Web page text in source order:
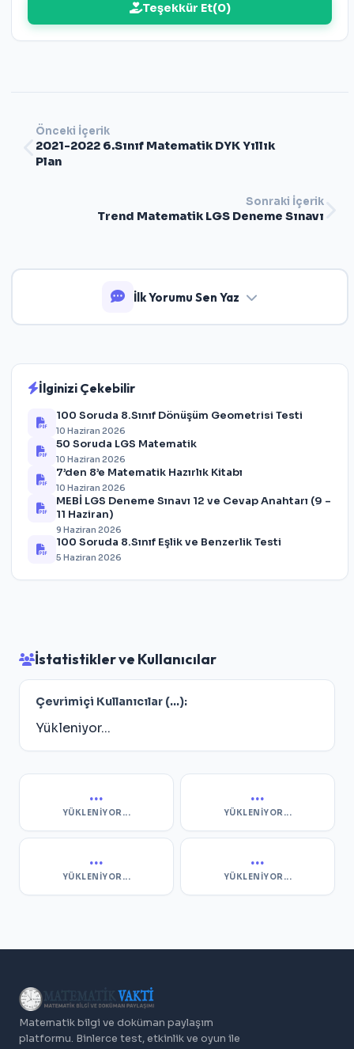
Teşekkür Et(0)
Önceki İçerik
2021-2022 6.Sınıf Matematik DYK Yıllık
Plan
Sonraki İçerik
Trend Matematik LGS Deneme Sınavı
İlk Yorumu Sen Yaz
İlginizi Çekebilir
100 Soruda 8.Sınıf Dönüşüm Geometrisi Testi
10 Haziran 2026
50 Soruda LGS Matematik
10 Haziran 2026
7’den 8’e Matematik Hazırlık Kitabı
10 Haziran 2026
MEBİ LGS Deneme Sınavı 12 ve Cevap Anahtarı (9 –
11 Haziran)
9 Haziran 2026
100 Soruda 8.Sınıf Eşlik ve Benzerlik Testi
5 Haziran 2026
İstatistikler ve Kullanıcılar
Çevrimiçi Kullanıcılar (...):
Yükleniyor...
...
YÜKLENIYOR...
...
YÜKLENIYOR...
...
YÜKLENIYOR...
...
YÜKLENIYOR...
Matematik bilgi ve doküman paylaşım
platformu. Binlerce test, etkinlik ve oyun ile